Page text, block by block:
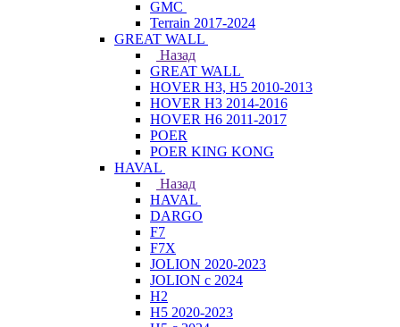
GMC
Terrain 2017-2024
GREAT WALL
Назад
GREAT WALL
HOVER H3, H5 2010-2013
HOVER H3 2014-2016
HOVER H6 2011-2017
POER
POER KING KONG
HAVAL
Назад
HAVAL
DARGO
F7
F7X
JOLION 2020-2023
JOLION с 2024
H2
H5 2020-2023